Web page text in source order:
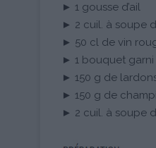
► 1 gousse d’ail
► 2 cuil. à soupe
► 50 cl de vin
► 1 bouquet garni
► 150 g de
► 150 g de
► 2 cuil. à soupe